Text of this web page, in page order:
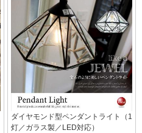
ダイヤモンド型ペンダントライト（1
灯／ガラス製／LED対応）